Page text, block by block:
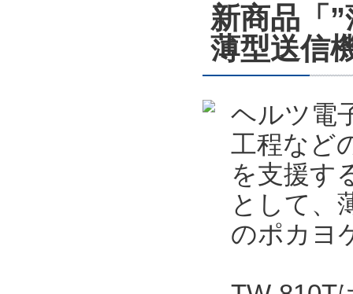
新商品「
薄型送信
ヘルツ電
工程など
を支援す
として、
のポカヨ